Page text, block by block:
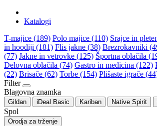
Katalogi
T-majice (189) Polo majice (110) Srajce in
in hoodiji (181) Flis jakne (38) Brezrokavniki
(77) Jakne in vetrovke (125) Športna oblačila
Delovna oblačila (74) Gastro in medicina (122)
(22) Brisače (62) Torbe (154) Plišaste igrače
Filter
Blagovna znamka
Gildan iDeal Basic Kariban Native Spirit
Spol
Orodja za trženje